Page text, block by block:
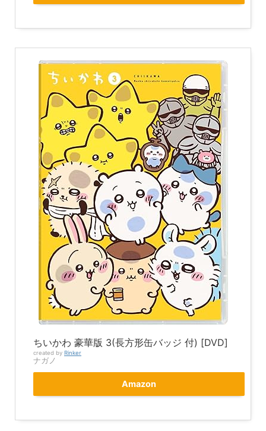
ちいかわ 豪華版 3(長方形缶バッジ 付) [DVD]
created by Rinker
ナガノ
Amazon